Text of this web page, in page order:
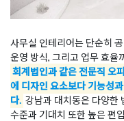
사무실 인테리어는 단순히
운영 방식, 그리고 업무 효율
회계법인과 같은 전문직 오
에 디자인 요소보다 기능성
다. 강남과 대치동은 다양한
수준과 기대치 또한 높은 편